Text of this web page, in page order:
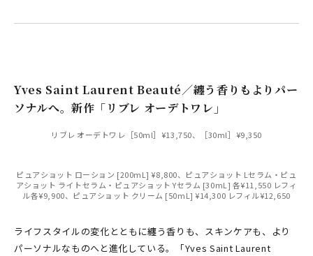
Yves Saint Laurent Beauté／纏う香りもよりパー
ソナルへ。新作「リブレ オーデトワレ」
リブレ オーデトワレ［50ml］¥13,750、［30ml］¥9,350
ピュアショット ローション [200mL] ¥8,800、ピュアショット Lセラム・ピュ
アショット ライトセラム・ピュアショット Yセラム [30mL] 各¥11,550 レフィ
ル各¥9,900、ピュアショット クリーム [50mL] ¥14,300 レフィル¥12,650
ライフスタイルの変化とともに纏う香りも、スキンケアも、より
パーソナルなものへと進化している。「Yves Saint Laurent